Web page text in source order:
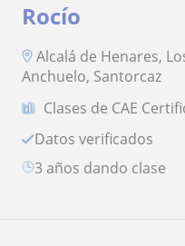
Rocío
Alcalá de Henares,
Anchuelo, Santorcaz
Clases de CAE
Datos verificados
3 años dando clase